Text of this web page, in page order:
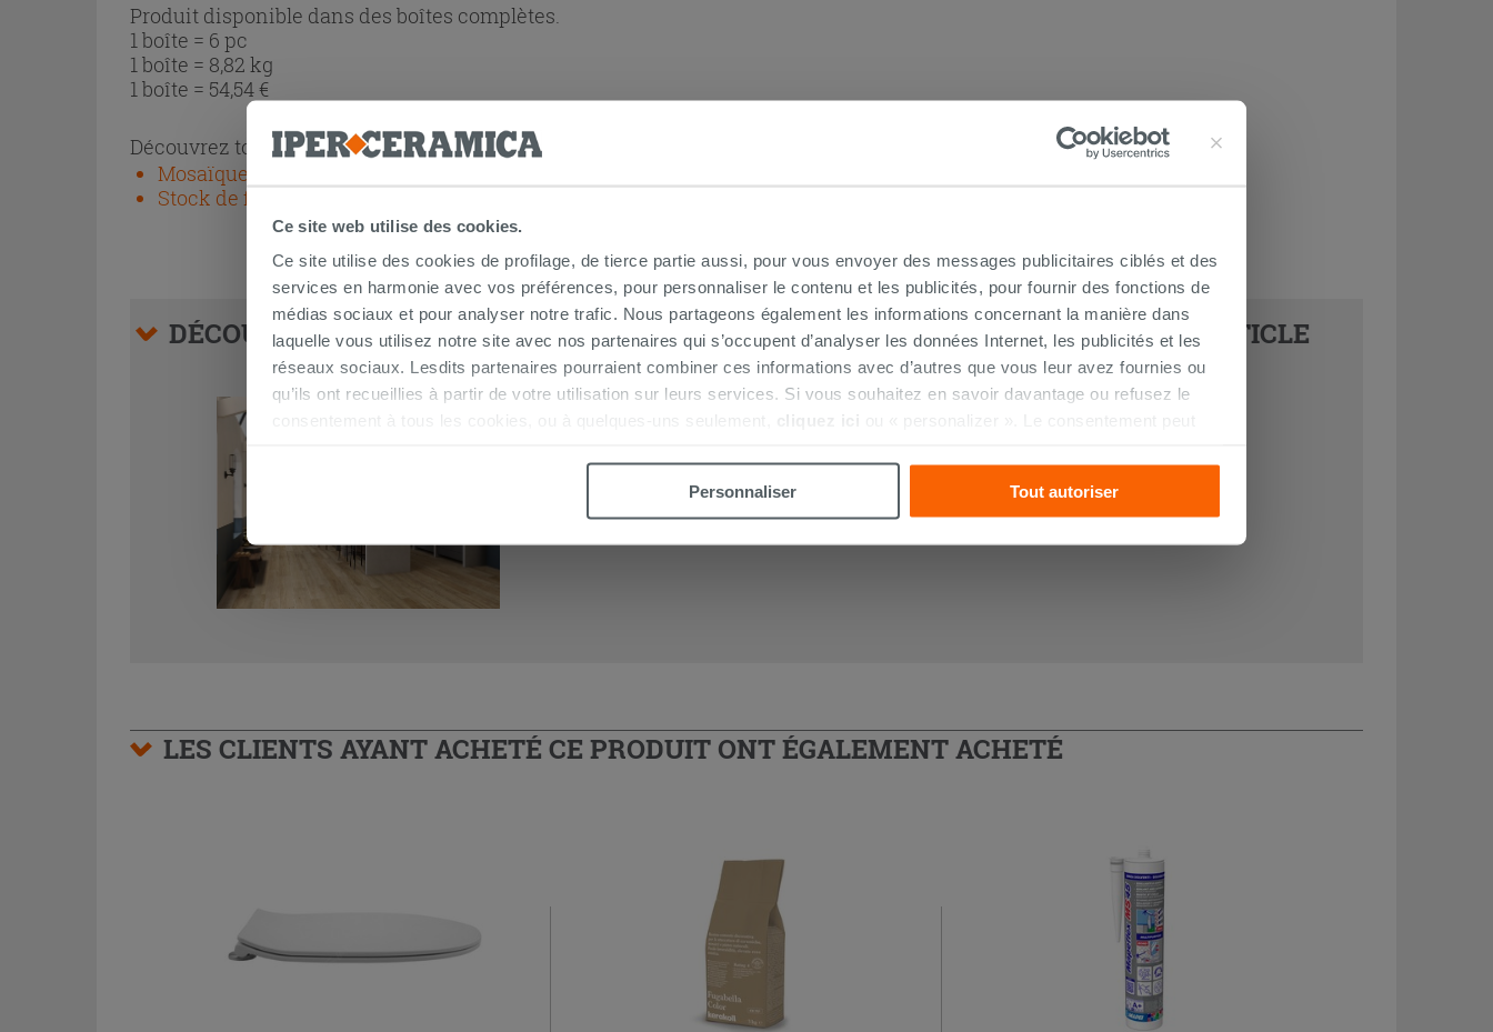
Ce site web utilise des cookies.
Ce site utilise des cookies de profilage, de tierce partie aussi, pour vous envoyer des messages publicitaires ciblés et des
services en harmonie avec vos préférences, pour personnaliser le contenu et les publicités, pour fournir des fonctions de
médias sociaux et pour analyser notre trafic. Nous partageons également les informations concernant la manière dans
laquelle vous utilisez notre site avec nos partenaires qui s’occupent d’analyser les données Internet, les publicités et les
réseaux sociaux. Lesdits partenaires pourraient combiner ces informations avec d’autres que vous leur avez fournies ou
qu’ils ont recueillies à partir de votre utilisation sur leurs services. Si vous souhaitez en savoir davantage ou refusez le
consentement à tous les cookies, ou à quelques-uns seulement,
cliquez ici ou « personalizer ». Le consentement peut
Personnaliser
Tout autoriser
Produit disponible dans des boîtes complètes.
1 boîte = 6 pc
1 boîte = 8,82 kg
1 boîte = 54,54€
Découvrez toute la collection
Mosaïque
Stock de fins de séries et seconds choix
DÉCOUVREZ NOS SUGGESTIONS ET TOUS LES PRODUITS COORDONNÉS À CET ARTICLE
LES CLIENTS AYANT ACHETÉ CE PRODUIT ONT ÉGALEMENT ACHETÉ